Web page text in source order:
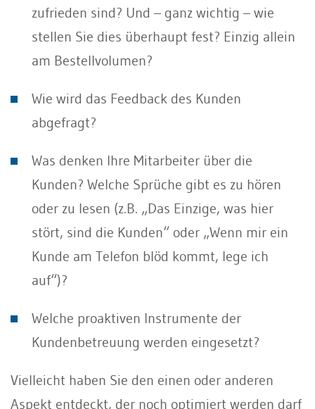
zufrieden sind? Und – ganz wichtig – wie
stellen Sie dies überhaupt fest? Einzig allein
am Bestellvolumen?
Wie wird das Feedback des Kunden
abgefragt?
Was denken Ihre Mitarbeiter über die
Kunden? Welche Sprüche gibt es zu hören
oder zu lesen (z.B. „Das Einzige, was hier
stört, sind die Kunden“ oder „Wenn mir ein
Kunde am Telefon blöd kommt, lege ich
auf“)?
Welche proaktiven Instrumente der
Kundenbetreuung werden eingesetzt?
Vielleicht haben Sie den einen oder anderen
Aspekt entdeckt, der noch optimiert werden darf